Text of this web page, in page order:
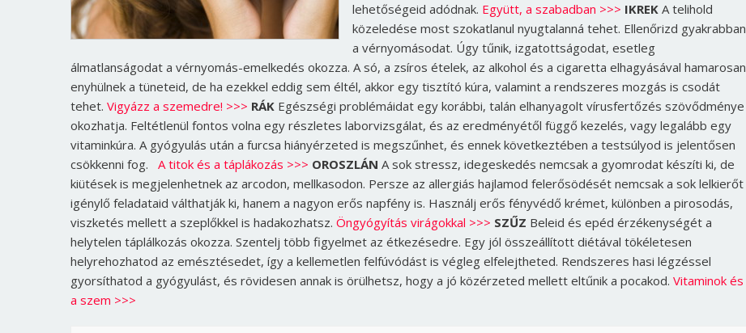
lehetőségeid adódnak. Együtt, a szabadban >>> IKREK A telihold
közeledése most szokatlanul nyugtalanná tehet. Ellenőrizd gyakrabban
a vérnyomásodat. Úgy tűnik, izgatottságodat, esetleg
álmatlanságodat a vérnyomás-emelkedés okozza. A só, a zsíros ételek, az alkohol és a cigaretta elhagyásával hamarosan
enyhülnek a tüneteid, de ha ezekkel eddig sem éltél, akkor egy tisztító kúra, valamint a rendszeres mozgás is csodát
tehet. Vigyázz a szemedre! >>> RÁK Egészségi problémáidat egy korábbi, talán elhanyagolt vírusfertőzés szövődménye
okozhatja. Feltétlenül fontos volna egy részletes laborvizsgálat, és az eredményétől függő kezelés, vagy legalább egy
vitaminkúra. A gyógyulás után a furcsa hiányérzeted is megszűnhet, és ennek következtében a testsúlyod is jelentősen
csökkenni fog. A titok és a táplákozás >>> OROSZLÁN A sok stressz, idegeskedés nemcsak a gyomrodat készíti ki, de
kiütések is megjelenhetnek az arcodon, mellkasodon. Persze az allergiás hajlamod felerősödését nemcsak a sok lelkierőt
igénylő feladataid válthatják ki, hanem a nagyon erős napfény is. Használj erős fényvédő krémet, különben a pirosodás,
viszketés mellett a szeplőkkel is hadakozhatsz. Öngyógyítás virágokkal >>> SZŰZ Beleid és epéd érzékenységét a
helytelen táplálkozás okozza. Szentelj több figyelmet az étkezésedre. Egy jól összeállított diétával tökéletesen
helyrehozhatod az emésztésedet, így a kellemetlen felfúvódást is végleg elfelejtheted. Rendszeres hasi légzéssel
gyorsíthatod a gyógyulást, és rövidesen annak is örülhetsz, hogy a jó közérzeted mellett eltűnik a pocakod. Vitaminok és
a szem >>>